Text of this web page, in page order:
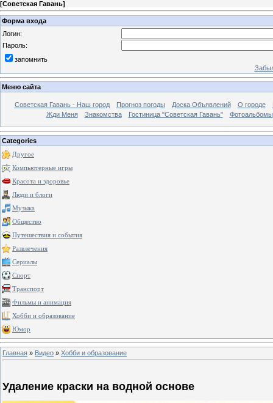
[Советская Гавань]
Форма входа
Логин:
Пароль:
запомнить
Меню сайта
Советская Гавань - Наш город Прогноз погоды Доска Объявлений О городе
Жди Меня
Знакомства Гостиница "Советская Гавань" Фотоальбомы
Categories
Другое
Компьютерные игры
Красота и здоровье
Люди и блоги
Музыка
Общество
Путешествия и события
Развлечения
Сериалы
Спорт
Транспорт
Фильмы и анимация
Хобби и образование
Юмор
Главная » Видео » Хобби и образование
Удаление краски на водной основе